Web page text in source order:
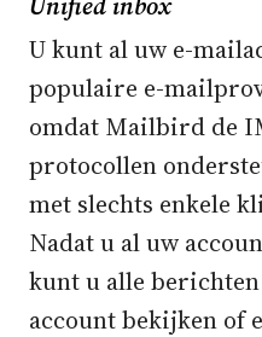
U kunt al uw e-
populaire e-
omdat Mailbird de
protocollen
met slechts enkele
Nadat u al uw
kunt u alle
account bekijken of